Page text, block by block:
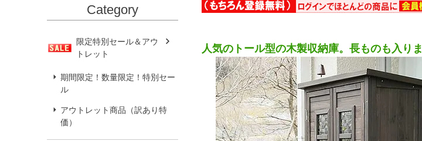
Category
限定特別セール＆アウ
トレット
期間限定！数量限定！特別セー
ル
アウトレット商品（訳あり特
価）
人気のトール型の木製収納庫。長ものも入りま